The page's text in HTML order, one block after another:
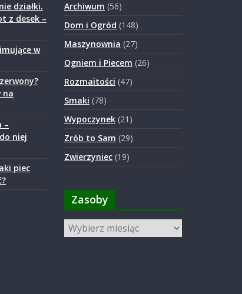
działki.
z desek –
w
na
–
niej
piec
Archiwum (56)
Dom i Ogród (148)
Maszynownia (27)
Ogniem i Piecem (26)
Rozmaitości (47)
Smaki (78)
Wypoczynek (21)
Zrób to Sam (29)
Zwierzyniec (19)
Zasoby
Zasoby